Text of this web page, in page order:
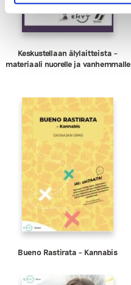
Keskustellaan älylaitteista –
materiaali nuorelle ja vanhemmalle
Bueno Rastirata – Kannabis